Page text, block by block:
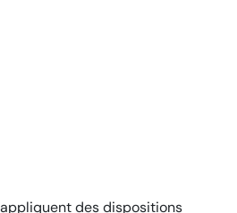
des dispositions